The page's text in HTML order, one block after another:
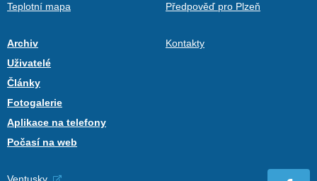
Teplotní mapa
Předpověď pro Plzeň
Archiv
Uživatelé
Články
Fotogalerie
Aplikace na telefony
Počasí na web
Kontakty